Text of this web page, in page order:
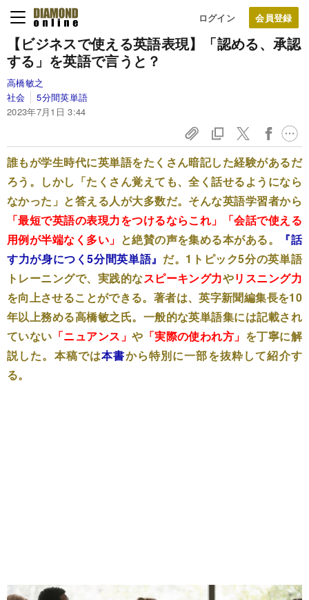
ログイン
【ビジネスで使える英語表現】「認める、承認
する」を英語で言うと？
高橋敏之
社会
5分間英単語
2023年7月1日 3:44
誰もが学生時代に英単語をたくさん暗記した経験があるだ
ろう。しかし「たくさん覚えても、全く話せるようになら
なかった」と答える人が大多数だ。そんな英語学習者から
「最短で英語の表現力をつけるならこれ」「会話で使える
用例が半端なく多い」 と絶賛の声を集める本がある。
『話
す力が身につく5分間英単語』 だ。1トピック5分の英単語
トレーニングで、実践的なスピーキング力やリスニング力
を向上させることができる。著者は、英字新聞編集長を10
年以上務める高橋敏之氏。一般的な英単語集には記載され
ていない 「ニュアンス」や 「実際の使われ方」 を丁寧に解
説した。本稿では本書から特別に一部を抜粋して紹介す
る。